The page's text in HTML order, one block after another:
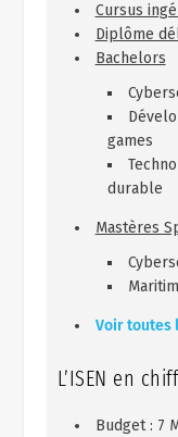
Cursus
Diplôme
Bachelors
games
durable
Mastères
Voir toutes
L’ISEN en
Budget : 7